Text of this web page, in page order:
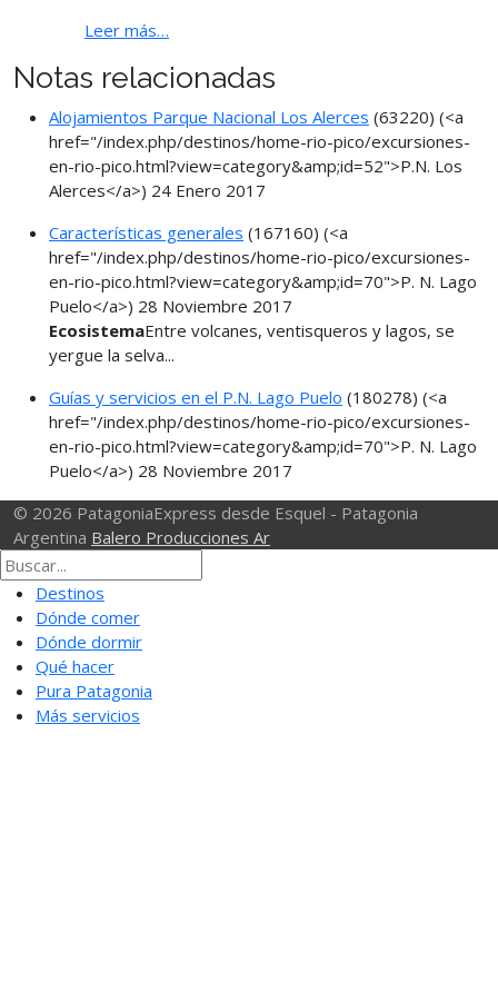
Leer más…
Notas relacionadas
Alojamientos Parque Nacional Los Alerces (63220) (<a
href="/index.php/destinos/home-rio-pico/excursiones-
en-rio-pico.html?view=category&amp;id=52">P.N. Los
Alerces</a>) 24 Enero 2017
Características generales (167160) (<a
href="/index.php/destinos/home-rio-pico/excursiones-
en-rio-pico.html?view=category&amp;id=70">P. N. Lago
Puelo</a>) 28 Noviembre 2017
EcosistemaEntre volcanes, ventisqueros y lagos, se
yergue la selva...
Guías y servicios en el P.N. Lago Puelo (180278) (<a
href="/index.php/destinos/home-rio-pico/excursiones-
en-rio-pico.html?view=category&amp;id=70">P. N. Lago
Puelo</a>) 28 Noviembre 2017
© 2026 PatagoniaExpress desde Esquel - Patagonia
Argentina Balero Producciones Ar
Destinos
Dónde comer
Dónde dormir
Qué hacer
Pura Patagonia
Más servicios